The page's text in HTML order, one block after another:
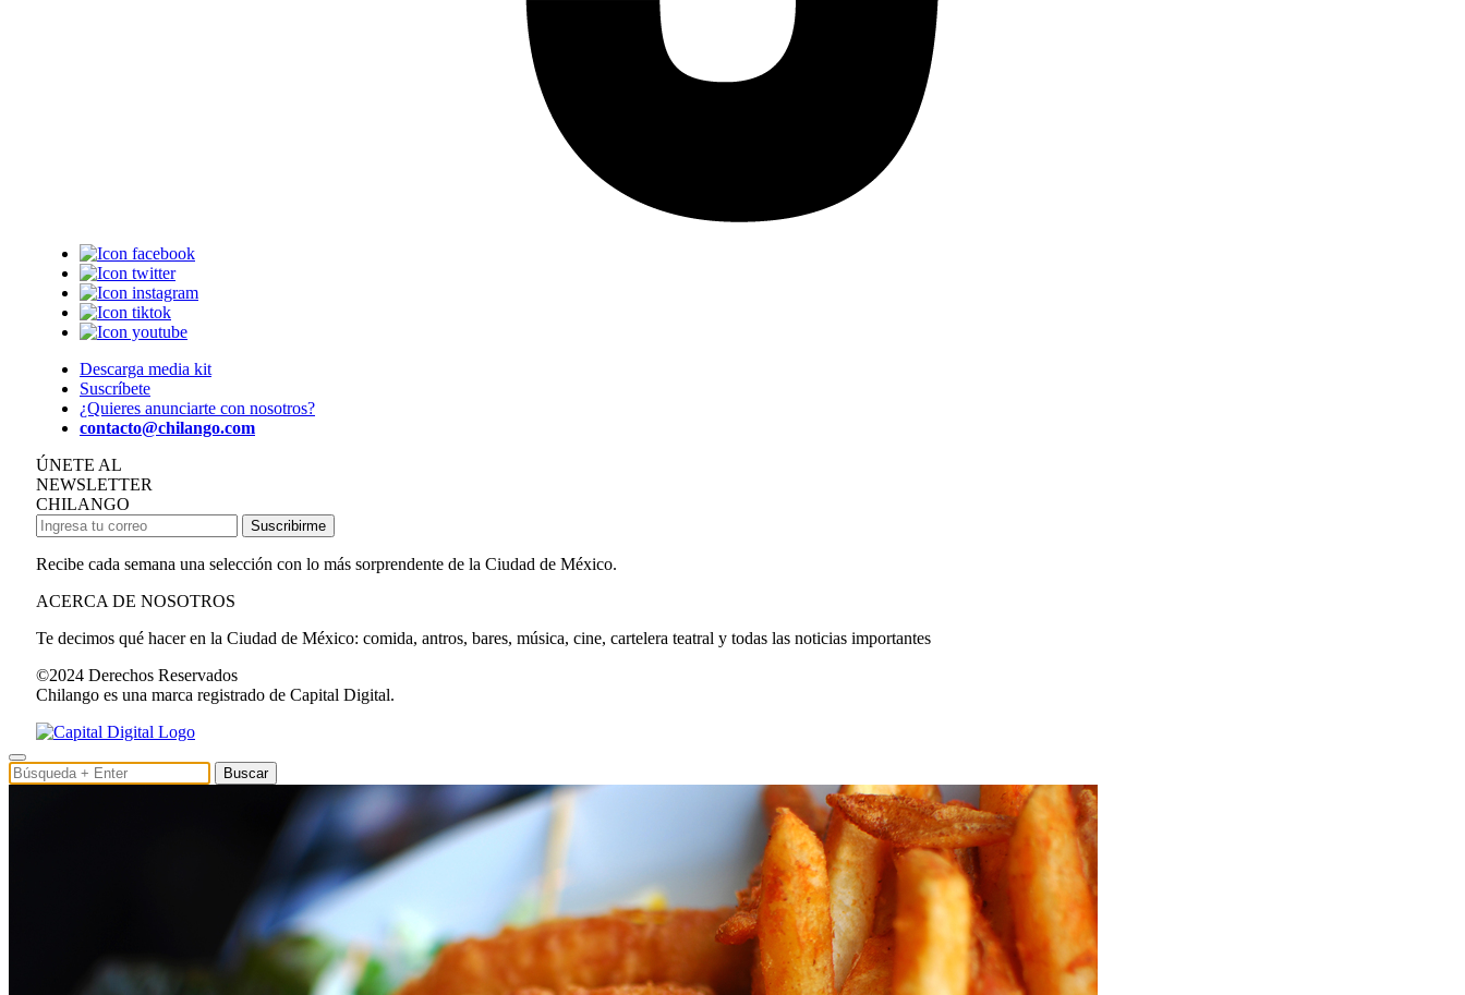
Descarga media kit
Suscríbete
¿Quieres anunciarte con nosotros?
contacto@chilango.com
ÚNETE AL
NEWSLETTER
CHILANGO
Suscribirme
Recibe cada semana una selección con lo más sorprendente de la Ciudad de México.
ACERCA DE NOSOTROS
Te decimos qué hacer en la Ciudad de México: comida, antros, bares, música, cine, cartelera teatral y todas las noticias importantes
©2024 Derechos Reservados
Chilango es una marca registrado de Capital Digital.
Buscar